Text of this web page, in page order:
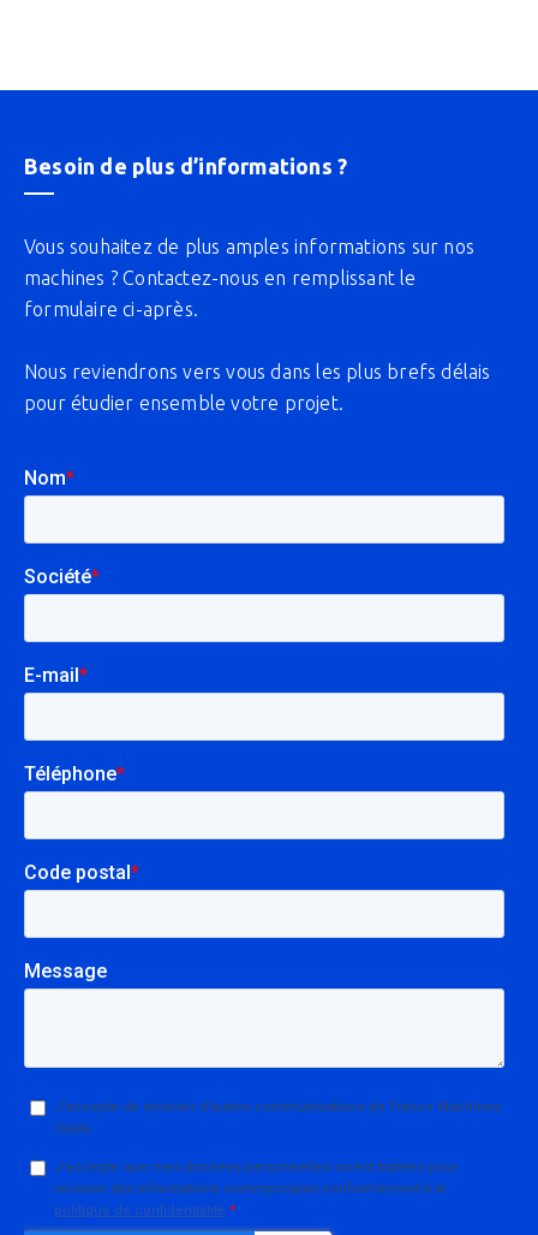
Besoin de plus d’informations ?
Vous souhaitez de plus amples informations sur nos
machines ? Contactez-nous en remplissant le
formulaire ci-après.
Nous reviendrons vers vous dans les plus brefs délais
pour étudier ensemble votre projet.